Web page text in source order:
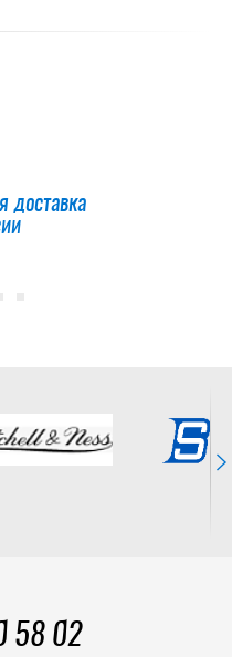
доставка
58 02